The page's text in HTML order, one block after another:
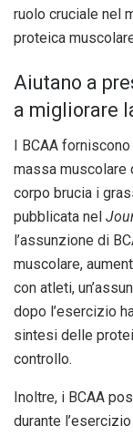
ruolo cruciale nel
proteica
Aiutano a
a migliorare
I BCAA
massa muscolare
corpo brucia i
pubblicata nel
l’assunzione di
muscolare,
con atleti,
dopo l’esercizio
sintesi delle
controllo.
Inoltre, i BCAA
durante